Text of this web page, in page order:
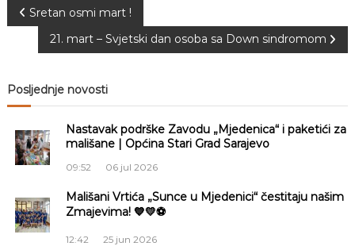
N
v
g
a
c
Sretan osmi mart !
21. mart – Svjetski dan osoba sa Down sindromom
Posljednje novosti
Nastavak podrške Zavodu „Mjedenica“ i paketići za
mališane | Općina Stari Grad Sarajevo
09:52 06 jul 2026
Mališani Vrtića „Sunce u Mjedenici“ čestitaju našim
Zmajevima! 💙💛⚽
12:42 25 jun 2026